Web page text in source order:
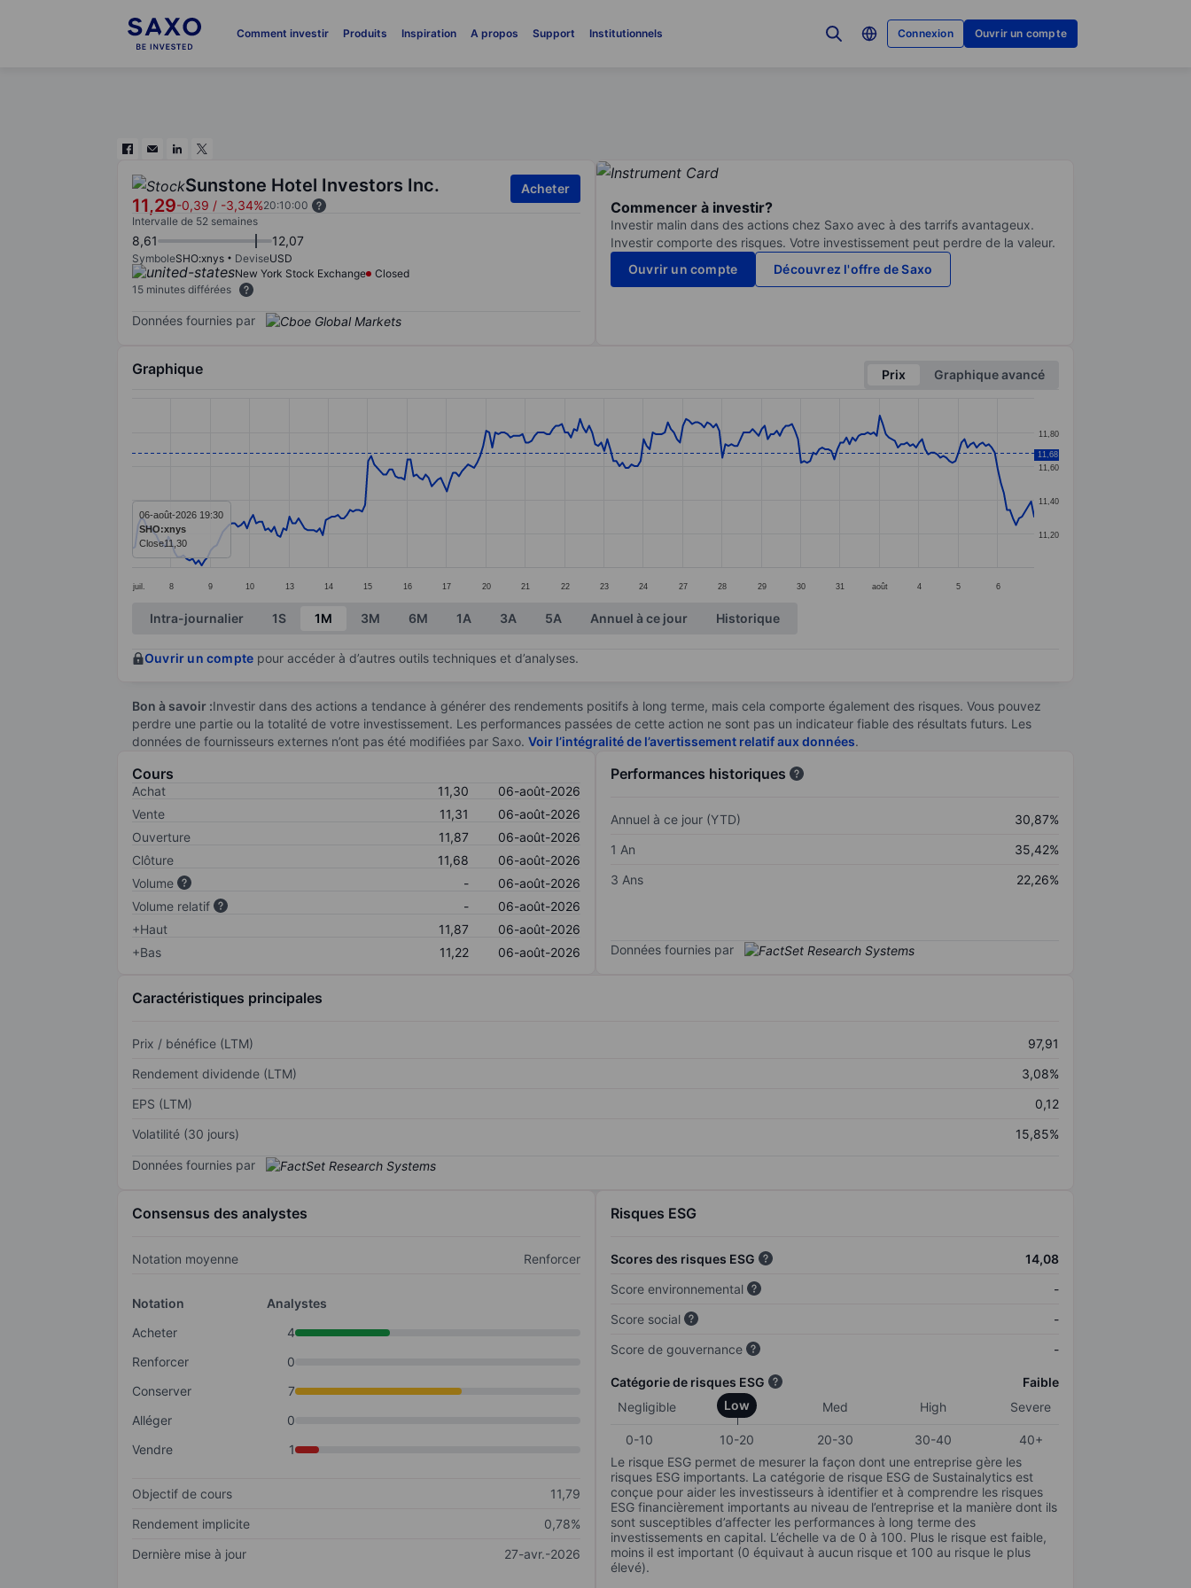
Comment investir Produits Inspiration A propos Support Institutionnels Connexion Ouvrir un compte
Sunstone Hotel Investors Inc.
11,29-0,39 / -3,34%20:10:00
Acheter
Intervalle de 52 semaines
8,61 12,07
SymboleSHO:xnys DeviseUSD
New York Stock Exchange
Closed
15 minutes différées
Données fournies par
Commencer à investir?
Investir malin dans des actions chez Saxo avec à des tarrifs avantageux.
Investir comporte des risques. Votre investissement peut perdre de la valeur.
Ouvrir un compte
Découvrez l'offre de Saxo
Graphique Prix
Graphique avancé
The chart has 1 X axis displaying categories.
The chart has 1 Y axis displaying values. Data ranges from 11.01 to 11.9.
juil. 8 9 10 13 14 15 16 17 20 21 22 23 24 27 28 29 30 31 août 4 5 6
11,20
11,40
11,60
11,80
11,68
06-août-2026 19:30
SHO:xnys
Close11,30
End of interactive chart.
Intra-journalier 1S 1M 3M 6M 1A 3A 5A Annuel à ce jour Historique
Ouvrir un compte pour accéder à d’autres outils techniques et d’analyses.
Bon à savoir :Investir dans des actions a tendance à générer des rendements positifs à long terme, mais cela comporte également des risques. Vous pouvez
perdre une partie ou la totalité de votre investissement. Les performances passées de cette action ne sont pas un indicateur fiable des résultats futurs. Les
données de fournisseurs externes n’ont pas été modifiées par Saxo. Voir l’intégralité de l’avertissement relatif aux données.
Cours
Achat 11,30
06-août-2026
Vente
11,31
06-août-2026
Ouverture
11,87
06-août-2026
Clôture
11,68
06-août-2026
Volume
-
06-août-2026
Volume relatif
-
06-août-2026
+Haut
11,87
06-août-2026
+Bas
11,22 06-août-2026
Performances historiques
Annuel à ce jour (YTD)
30,87%
1 An
35,42%
3 Ans
22,26%
Données fournies par
Caractéristiques principales
Prix / bénéfice (LTM)
97,91
Rendement dividende (LTM)
3,08%
EPS (LTM)
0,12
Volatilité (30 jours)
15,85%
Données fournies par
Consensus des analystes
Notation moyenne Renforcer
Notation
Analystes
Acheter
4
Renforcer
0
Conserver
7
Alléger
0
Vendre
1
Objectif de cours
11,79
Rendement implicite
0,78%
Dernière mise à jour
27-avr.-2026
Risques ESG
Scores des risques ESG
14,08
Score environnemental
-
Score social
-
Score de gouvernance
-
Catégorie de risques ESG
Faible
Negligible
Low Med High Severe
0-10 10-20 20-30 30-40
40+
Le risque ESG permet de mesurer la façon dont une entreprise gère les
risques ESG importants. La catégorie de risque ESG de Sustainalytics est
conçue pour aider les investisseurs à identifier et à comprendre les risques
ESG financièrement importants au niveau de l’entreprise et la manière dont ils
sont susceptibles d’affecter les performances à long terme des
investissements en capital. L’échelle va de 0 à 100. Plus le risque est faible,
moins il est important (0 équivaut à aucun risque et 100 au risque le plus
élevé).